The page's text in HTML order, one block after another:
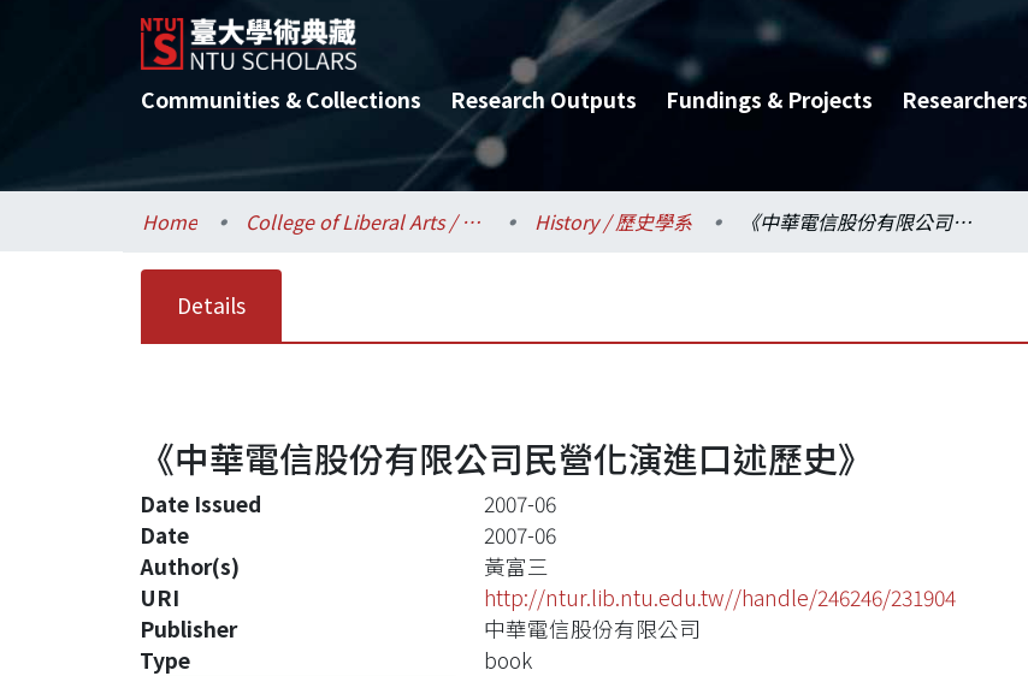
Communities & Collections Research Outputs Fundings & Projects Researchers
Home College of Liberal Arts / 文學院 History / 歷史學系 《中華電信股份有限公司民營化演進口述歷史》
Details
《中華電信股份有限公司民營化演進口述歷史》
Date Issued
2007-06
Date
2007-06
Author(s)
黃富三
URI
http://ntur.lib.ntu.edu.tw//handle/246246/231904
Publisher
中華電信股份有限公司
Type
book